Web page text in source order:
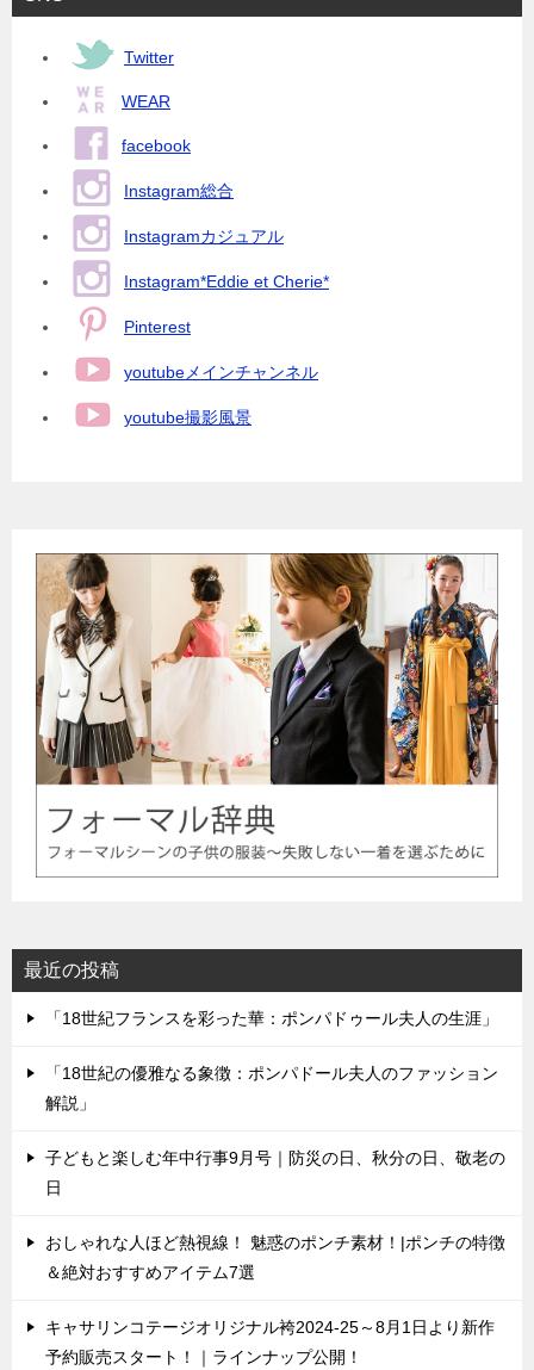
Twitter
WEAR
facebook
Instagram総合
Instagramカジュアル
Instagram*Eddie et Cherie*
Pinterest
youtubeメインチャンネル
youtube撮影風景
最近の投稿
「18世紀フランスを彩った華：ポンパドゥール夫人の生涯」
「18世紀の優雅なる象徴：ポンパドール夫人のファッション
解説」
子どもと楽しむ年中行事9月号｜防災の日、秋分の日、敬老の
日
おしゃれな人ほど熱視線！ 魅惑のポンチ素材！|ポンチの特徴
＆絶対おすすめアイテム7選
キャサリンコテージオリジナル袴2024-25～8月1日より新作
予約販売スタート！｜ラインナップ公開！